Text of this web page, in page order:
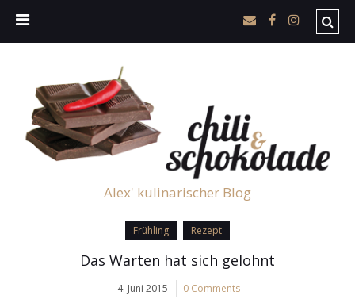
Alex' kulinarischer Blog
Frühling Rezept
Das Warten hat sich gelohnt
4. Juni 2015 0 Comments